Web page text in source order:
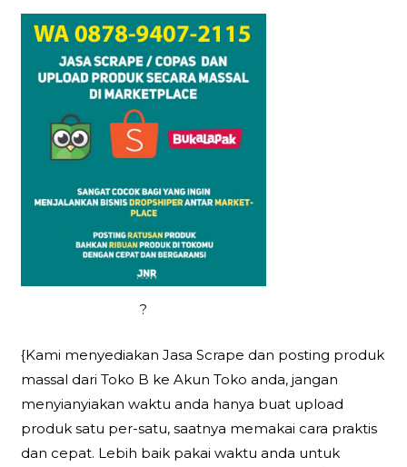
?
{Kami menyediakan Jasa Scrape dan posting produk
massal dari Toko B ke Akun Toko anda, jangan
menyianyiakan waktu anda hanya buat upload
produk satu per-satu, saatnya memakai cara praktis
dan cepat. Lebih baik pakai waktu anda untuk